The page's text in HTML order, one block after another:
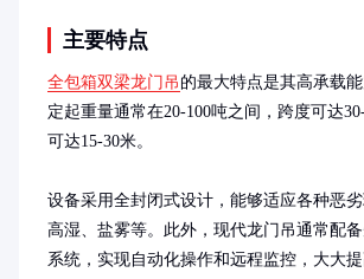
主要特点
全包箱双梁龙门吊 的最大特点是其高承载
定起重量通常在20-100吨之间，跨度可达
可达15-30米。
设备采用全封闭式设计，能够适应各种恶劣
高湿、盐雾等。此外，现代龙门吊通常配
系统，实现自动化操作和远程监控，大大